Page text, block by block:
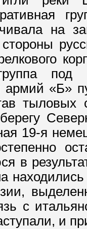
на
под
армий «Б»
тыловых
19-я
в
с
и